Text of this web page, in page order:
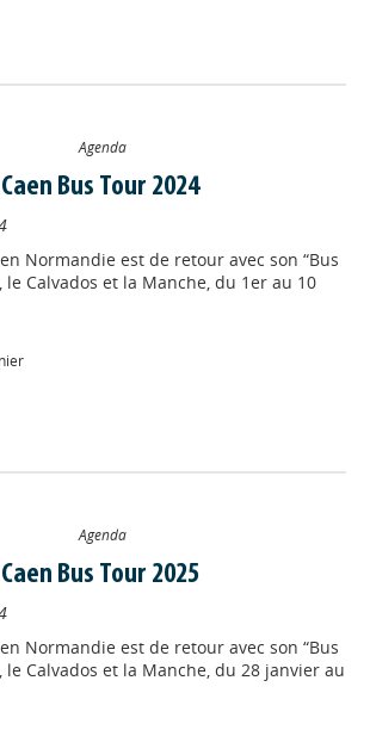
Agenda
Bus Tour 2024
Normandie est de retour avec son “Bus
le Calvados et la Manche, du 1er au 10
Agenda
Bus Tour 2025
Normandie est de retour avec son “Bus
le Calvados et la Manche, du 28 janvier au